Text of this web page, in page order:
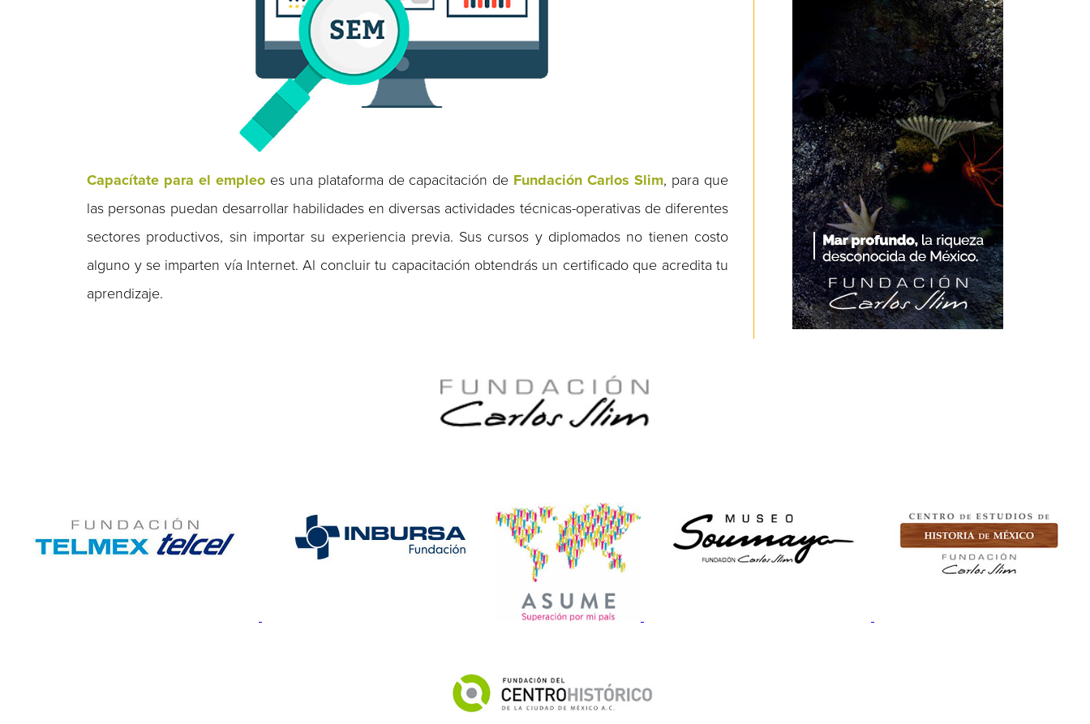
Capacítate para el empleoes una plataforma de capacitación de Fundación Carlos Slim, para que
las personas puedan desarrollar habilidades en diversas actividades técnicas-operativas de diferentes
sectores productivos, sin importar su experiencia previa. Sus cursos y diplomados no tienen costo
alguno y se imparten vía Internet. Al concluir tu capacitación obtendrás un certificado que acredita tu
aprendizaje.